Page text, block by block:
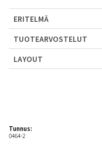
ERITELMÄ
TUOTEARVOSTELUT
LAYOUT
Tunnus:
0464-2